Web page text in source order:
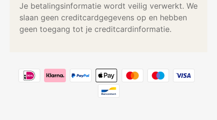
Je betalingsinformatie wordt veilig verwerkt. We
slaan geen creditcardgegevens op en hebben
geen toegang tot je creditcardinformatie.